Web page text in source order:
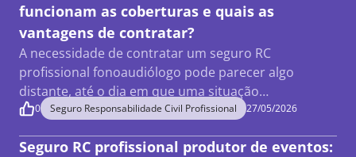
funcionam as coberturas e quais as
vantagens de contratar?
A necessidade de contratar um seguro RC
profissional fonoaudiólogo pode parecer algo
distante, até o dia em que uma situação…
0 Seguro Responsabilidade Civil Profissional 27/05/2026
Seguro RC profissional produtor de eventos: